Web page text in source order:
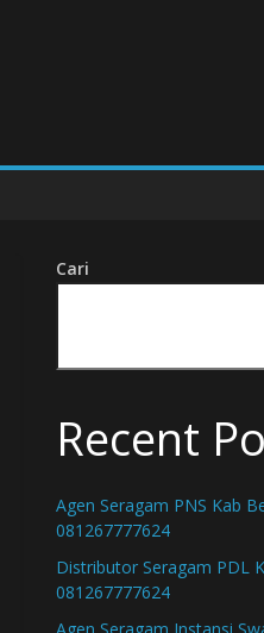
Cari
Recent
Agen Seragam PNS Kab
081267777624
Distributor Seragam PDL
081267777624
Agen Seragam Instansi